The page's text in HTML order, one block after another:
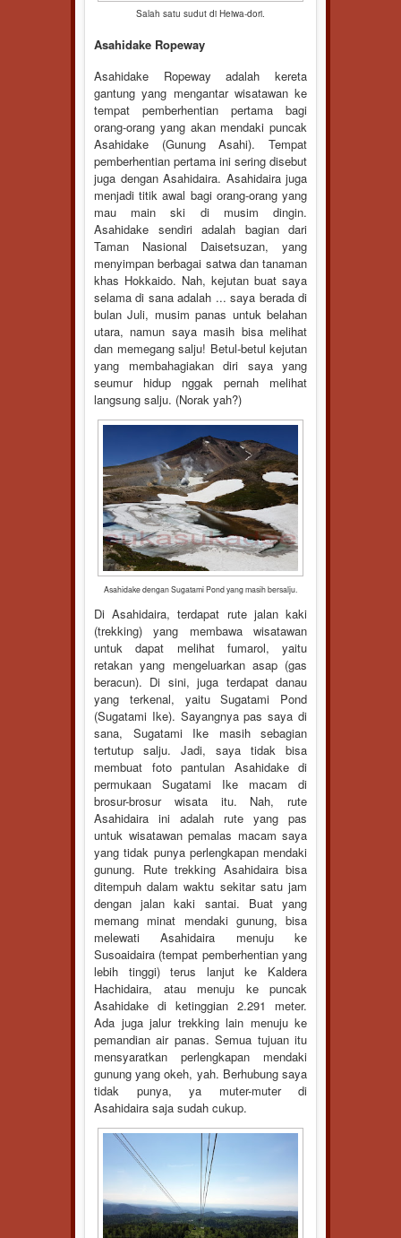
Salah satu sudut di Heiwa-dori.
Asahidake Ropeway
Asahidake Ropeway adalah kereta
gantung yang mengantar wisatawan ke
tempat pemberhentian pertama bagi
orang-orang yang akan mendaki puncak
Asahidake (Gunung Asahi). Tempat
pemberhentian pertama ini sering disebut
juga dengan Asahidaira. Asahidaira juga
menjadi titik awal bagi orang-orang yang
mau main ski di musim dingin.
Asahidake sendiri adalah bagian dari
Taman Nasional Daisetsuzan, yang
menyimpan berbagai satwa dan tanaman
khas Hokkaido. Nah, kejutan buat saya
selama di sana adalah ... saya berada di
bulan Juli, musim panas untuk belahan
utara, namun saya masih bisa melihat
dan memegang salju! Betul-betul kejutan
yang membahagiakan diri saya yang
seumur hidup nggak pernah melihat
langsung salju. (Norak yah?)
Asahidake dengan Sugatami Pond yang masih bersalju.
Di Asahidaira, terdapat rute jalan kaki
(trekking) yang membawa wisatawan
untuk dapat melihat fumarol, yaitu
retakan yang mengeluarkan asap (gas
beracun). Di sini, juga terdapat danau
yang terkenal, yaitu Sugatami Pond
(Sugatami Ike). Sayangnya pas saya di
sana, Sugatami Ike masih sebagian
tertutup salju. Jadi, saya tidak bisa
membuat foto pantulan Asahidake di
permukaan Sugatami Ike macam di
brosur-brosur wisata itu. Nah, rute
Asahidaira ini adalah rute yang pas
untuk wisatawan pemalas macam saya
yang tidak punya perlengkapan mendaki
gunung. Rute trekking Asahidaira bisa
ditempuh dalam waktu sekitar satu jam
dengan jalan kaki santai. Buat yang
memang minat mendaki gunung, bisa
melewati Asahidaira menuju ke
Susoaidaira (tempat pemberhentian yang
lebih tinggi) terus lanjut ke Kaldera
Hachidaira, atau menuju ke puncak
Asahidake di ketinggian 2.291 meter.
Ada juga jalur trekking lain menuju ke
pemandian air panas. Semua tujuan itu
mensyaratkan perlengkapan mendaki
gunung yang okeh, yah. Berhubung saya
tidak punya, ya muter-muter di
Asahidaira saja sudah cukup.